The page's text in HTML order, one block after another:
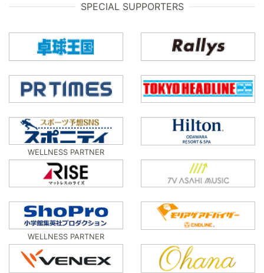
SPECIAL SUPPORTERS
WELLNESS PARTNER
WELLNESS PARTNER